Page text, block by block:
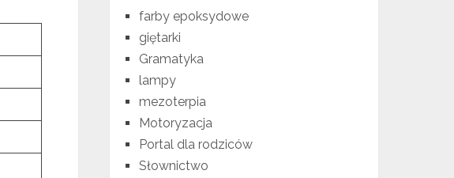
farby epoksydowe
giętarki
Gramatyka
lampy
mezoterpia
Motoryzacja
Portal dla rodziców
Słownictwo